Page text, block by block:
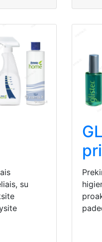
su